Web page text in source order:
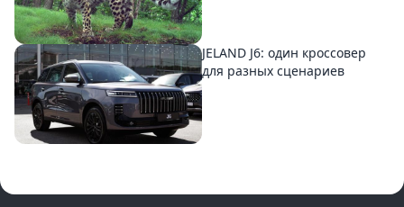
JELAND J6: один кроссовер
для разных сценариев